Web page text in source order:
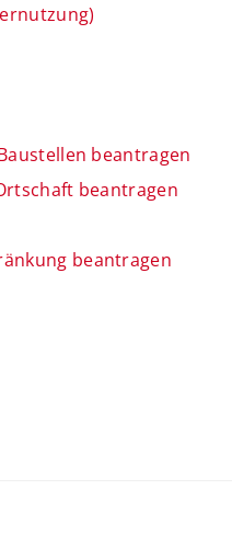
beantragen
beantragen
beantragen